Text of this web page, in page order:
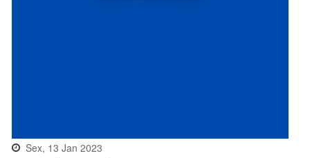
Sex, 13 Jan 2023